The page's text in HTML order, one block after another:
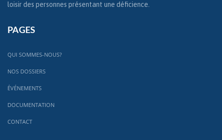
loisir des personnes présentant une déficience.
PAGES
QUI SOMMES-NOUS?
NOS DOSSIERS
ÉVÉNEMENTS
DOCUMENTATION
CONTACT